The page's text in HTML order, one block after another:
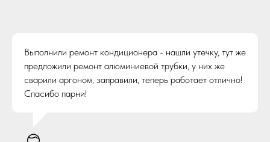
Выполнили ремонт кондиционера - нашли утечку, тут же
предложили ремонт алюминиевой трубки, у них же
сварили аргоном, заправили, теперь работает отлично!
Спасибо парни!